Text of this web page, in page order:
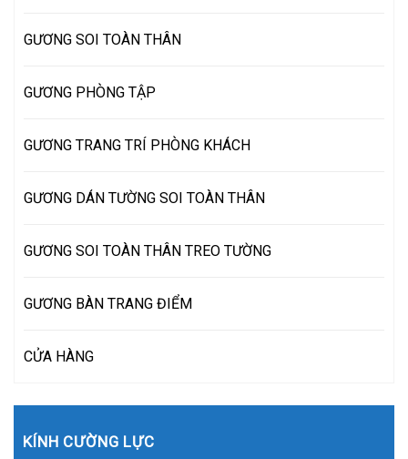
GƯƠNG SOI TOÀN THÂN
GƯƠNG PHÒNG TẬP
GƯƠNG TRANG TRÍ PHÒNG KHÁCH
GƯƠNG DÁN TƯỜNG SOI TOÀN THÂN
GƯƠNG SOI TOÀN THÂN TREO TƯỜNG
GƯƠNG BÀN TRANG ĐIỂM
CỬA HÀNG
KÍNH CƯỜNG LỰC